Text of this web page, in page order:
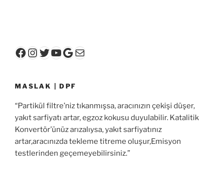
Facebook
Instagram
Twitter
YouTube
Google
E-posta
MASLAK | DPF
“Partikül filtre’niz tıkanmışsa, aracınızın çekişi düşer,
yakıt sarfiyatı artar, egzoz kokusu duyulabilir. Katalitik
Konvertör’ünüz arızalıysa, yakıt sarfiyatınız
artar,aracınızda tekleme titreme oluşur,Emisyon
testlerinden geçemeyebilirsiniz.”